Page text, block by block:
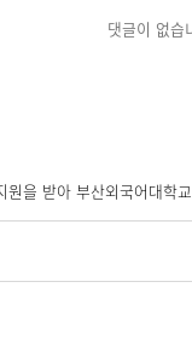
댓글이 없습
을 받아 부산외국어대학